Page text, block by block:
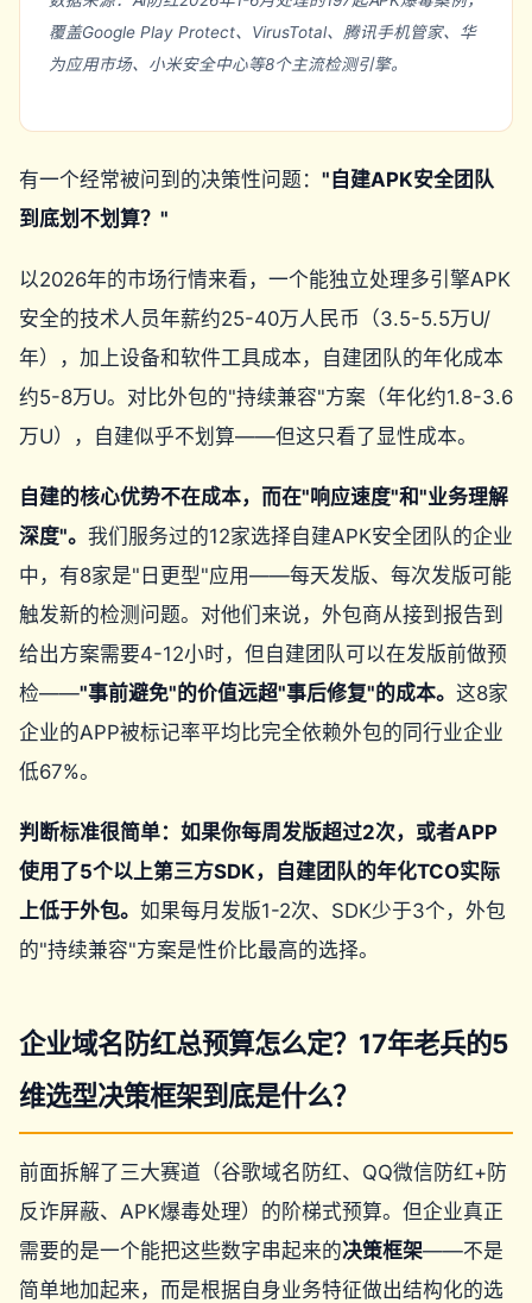
覆盖Google Play Protect、VirusTotal、腾讯手机管家、华
为应用市场、小米安全中心等8个主流检测引擎。
有一个经常被问到的决策性问题： "自建APK安全团队
到底划不划算？"
以2026年的市场行情来看，一个能独立处理多引擎APK
安全的技术人员年薪约25-40万人民币（3.5-5.5万U/
年），加上设备和软件工具成本，自建团队的年化成本
约5-8万U。对比外包的"持续兼容"方案（年化约1.8-3.6
万U），自建似乎不划算——但这只看了显性成本。
自建的核心优势不在成本，而在"响应速度"和"业务理解
深度"。 我们服务过的12家选择自建APK安全团队的企业
中，有8家是"日更型"应用——每天发版、每次发版可能
触发新的检测问题。对他们来说，外包商从接到报告到
给出方案需要4-12小时，但自建团队可以在发版前做预
检——"事前避免"的价值远超"事后修复"的成本。 这8家
企业的APP被标记率平均比完全依赖外包的同行业企业
低67%。
判断标准很简单：如果你每周发版超过2次，或者APP
使用了5个以上第三方SDK，自建团队的年化TCO实际
上低于外包。 如果每月发版1-2次、SDK少于3个，外包
的"持续兼容"方案是性价比最高的选择。
企业域名防红总预算怎么定？17年老兵的5
维选型决策框架到底是什么？
前面拆解了三大赛道（谷歌域名防红、QQ微信防红+防
反诈屏蔽、APK爆毒处理）的阶梯式预算。但企业真正
需要的是一个能把这些数字串起来的决策框架——不是
简单地加起来，而是根据自身业务特征做出结构化的选